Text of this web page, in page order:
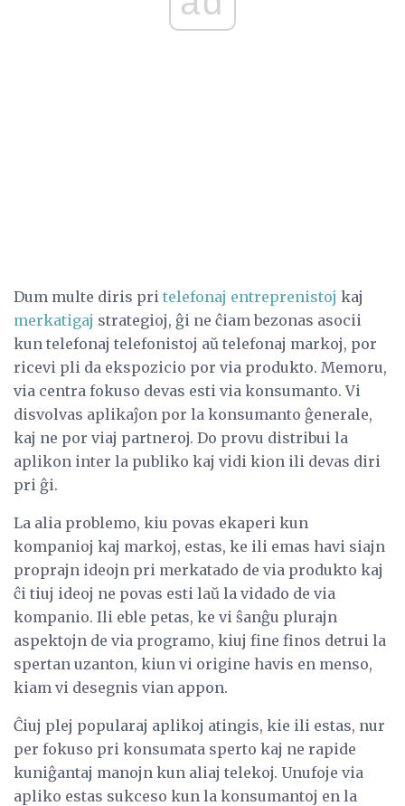
Dum multe diris pri telefonaj entreprenistoj kaj
merkatigaj strategioj, ĝi ne ĉiam bezonas asocii
kun telefonaj telefonistoj aŭ telefonaj markoj, por
ricevi pli da ekspozicio por via produkto. Memoru,
via centra fokuso devas esti via konsumanto. Vi
disvolvas aplikaĵon por la konsumanto ĝenerale,
kaj ne por viaj partneroj. Do provu distribui la
aplikon inter la publiko kaj vidi kion ili devas diri
pri ĝi.
La alia problemo, kiu povas ekaperi kun
kompanioj kaj markoj, estas, ke ili emas havi siajn
proprajn ideojn pri merkatado de via produkto kaj
ĉi tiuj ideoj ne povas esti laŭ la vidado de via
kompanio. Ili eble petas, ke vi ŝanĝu plurajn
aspektojn de via programo, kiuj fine finos detrui la
spertan uzanton, kiun vi origine havis en menso,
kiam vi desegnis vian appon.
Ĉiuj plej popularaj aplikoj atingis, kie ili estas, nur
per fokuso pri konsumata sperto kaj ne rapide
kuniĝantaj manojn kun aliaj telekoj. Unufoje via
apliko estas sukceso kun la konsumantoj en la